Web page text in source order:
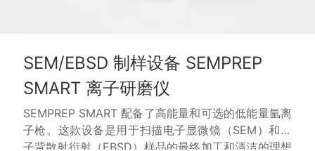
SEM/EBSD 制样设备 SEMPREP
SMART 离子研磨仪
SEMPREP SMART 配备了高能量和可选的低能量氩离
子枪。这款设备是用于扫描电子显微镜（SEM）和电
子背散射衍射（EBSD）样品的最终加工和清洁的理想